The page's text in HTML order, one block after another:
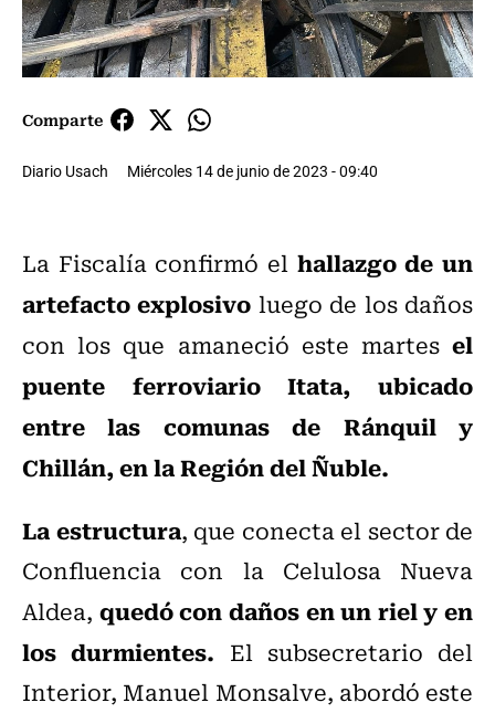
Comparte
Diario Usach Miércoles 14 de junio de 2023 - 09:40
La Fiscalía confirmó el hallazgo de un
artefacto explosivo luego de los daños
con los que amaneció este martes el
puente ferroviario Itata, ubicado
entre las comunas de Ránquil y
Chillán, en la Región del Ñuble.
La estructura, que conecta el sector de
Confluencia con la Celulosa Nueva
Aldea, quedó con daños en un riel y en
los durmientes. El subsecretario del
Interior, Manuel Monsalve, abordó este